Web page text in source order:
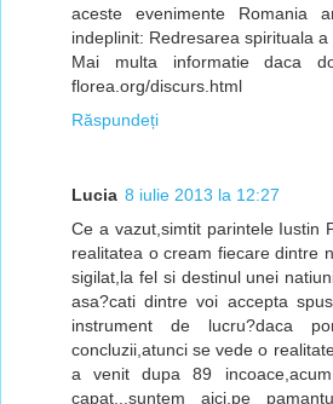
aceste evenimente Romania
indeplinit: Redresarea spirituala a
Mai multa informatie daca
florea.org/discurs.html
Răspundeți
Lucia 8 iulie 2013 la 12:27
Ce a vazut,simtit parintele Iustin
realitatea o cream fiecare dintre
sigilat,la fel si destinul unei
asa?cati dintre voi accepta
instrument de lucru?daca
concluzii,atunci se vede o
a venit dupa 89
capat...suntem aici,pe